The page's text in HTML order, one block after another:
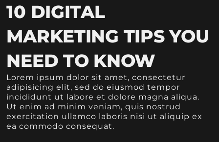
10 DIGITAL
MARKETING TIPS YOU
NEED TO KNOW
Lorem ipsum dolor sit amet, consectetur
adipisicing elit, sed do eiusmod tempor
incididunt ut labore et dolore magna aliqua.
Ut enim ad minim veniam, quis nostrud
exercitation ullamco laboris nisi ut aliquip ex
ea commodo consequat.